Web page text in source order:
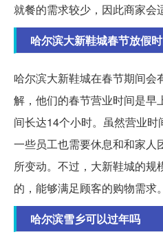
就餐的需求较少，因此商家会
哈尔滨大新鞋城春节放假
哈尔滨大新鞋城在春节期间会
解，他们的春节营业时间是早
间长达14个小时。虽然营业
一些员工也需要休息和和家人
所变动。不过，大新鞋城的规
的，能够满足顾客的购物需求。
哈尔滨雪乡可以过年吗